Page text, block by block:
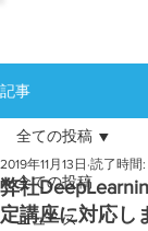
記事
全ての投稿
ニュース
全ての投稿
弊社
定講座に対応し
2019年11月13日 読了時間